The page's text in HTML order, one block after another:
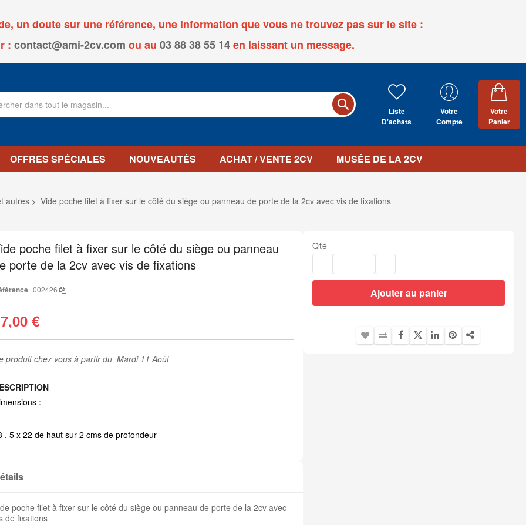
un doute sur une référence, une information que vous ne trouvez pas sur le site :
: contact@ami-2cv.com ou au 03 88 38 55 14en laissant un message.
Liste
D'achats
Votre
Compte
Votre
Panier
OFFRES SPÉCIALES NOUVEAUTÉS ACHAT / VENTE 2CV MUSÉE DE LA 2CV
autres Vide poche filet à fixer sur le côté du siège ou panneau de porte de la 2cv avec vis de fixations
poche filet à fixer sur le côté du siège ou panneau
porte de la 2cv avec vis de fixations
002426
€
produit chez vous à partir du Mardi 11 Août
:
, 5 x 22 de haut sur 2 cms de profondeur
poche filet à fixer sur le côté du siège ou panneau de porte de la 2cv avec
de fixations
Qté
Ajouter au panier